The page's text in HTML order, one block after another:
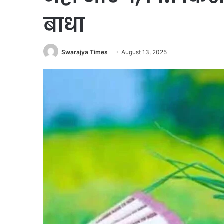
बाधा
Swarajya Times August 13, 2025